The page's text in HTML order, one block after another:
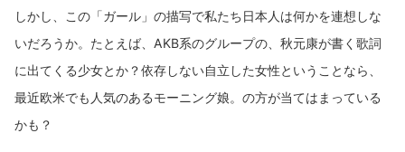
しかし、この「ガール」の描写で私たち日本人は何かを連想しな
いだろうか。たとえば、AKB系のグループの、秋元康が書く歌詞
に出てくる少女とか？依存しない自立した女性ということなら、
最近欧米でも人気のあるモーニング娘。の方が当てはまっている
かも？